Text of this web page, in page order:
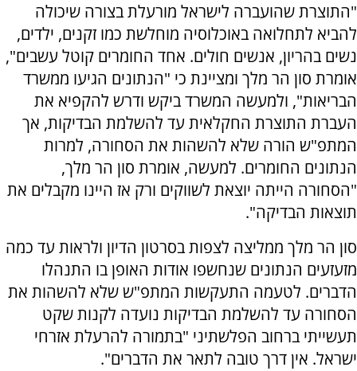
"התוצרת שהועברה לישראל מורעלת בצורה שיכולה
להביא לתחלואה באוכלוסיה מוחלשת כמו זקנים, ילדים,
נשים בהריון, אנשים חולים. אחד החומרים קוטל עשבים",
אומרת סון הר מלך ומציינת כי "הנתונים הגיעו ממשרד
הבריאות", ולמעשה המשרד ביקש ודרש להקפיא את
העברת התוצרת החקלאית עד להשלמת הבדיקות, אך
המתפ"ש הורה שלא להשהות את הסחורה, למרות
הנתונים החומרים. למעשה, אומרת סון הר מלך,
"הסחורה הייתה יוצאת לשווקים ורק אז היינו מקבלים את
תוצאות הבדיקה".
סון הר מלך ממליצה לצפות בסרטון הדיון ולראות עד כמה
מזעזעים הנתונים שנחשפו אודות האופן בו התנהלו
הדברים. לטעמה התעקשות המתפ"ש שלא להשהות את
הסחורה עד להשלמת הבדיקות נועדה לקנות שקט
תעשייתי ברחוב הפלשתיני "בתמורה להרעלת אזרחי
ישראל. אין דרך טובה לתאר את הדברים".